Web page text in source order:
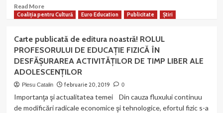
Read MoreRead
more
ŞI
MIJLOACE
ÎN
DESFĂŞURAREA
ACTIVITĂŢILOR
TIMP
LIBER
Coaliția pentru Cultură Euro Education Publicitate Știri
Carte publicată de editura noastră! ROLUL
PROFESORULUI DE EDUCAŢIE FIZICĂ ÎN
DESFĂŞURAREA ACTIVITĂŢILOR DE TIMP LIBER ALE
ADOLESCENŢILOR
Plesu Catalin februarie 20, 2019 0
Importanţa şi actualitatea temei Din cauza fluxului continuu
de modificări radicale economice şi tehnologice, efortul fizic s-a